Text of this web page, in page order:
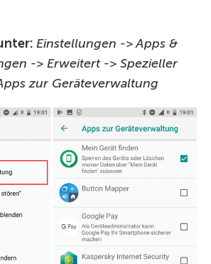
Einstellungen -> Apps &
-> Erweitert -> Spezieller
zur Geräteverwaltung